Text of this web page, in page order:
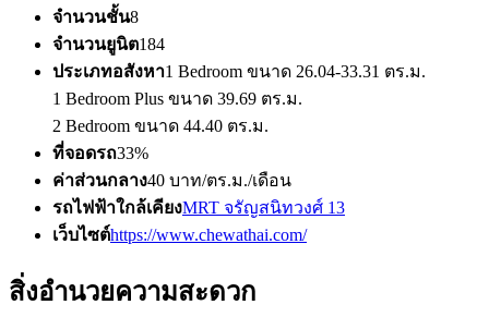
จำนวนชั้น8
จำนวนยูนิต184
ประเภทอสังหา1 Bedroom ขนาด 26.04-33.31 ตร.ม.
1 Bedroom Plus ขนาด 39.69 ตร.ม.
2 Bedroom ขนาด 44.40 ตร.ม.
ที่จอดรถ33%
ค่าส่วนกลาง40 บาท/ตร.ม./เดือน
รถไฟฟ้าใกล้เคียงMRT จรัญสนิทวงศ์ 13
เว็บไซต์https://www.chewathai.com/
สิ่งอำนวยความสะดวก